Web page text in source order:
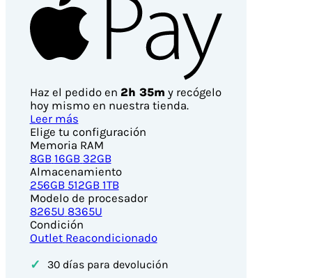
Haz el pedido en 2h 34m y recógelo
hoy mismo en nuestra tienda.
Leer más
Elige tu configuración
Memoria RAM
8GB 16GB 32GB
Almacenamiento
256GB 512GB 1TB
Modelo de procesador
8265U 8365U
Condición
Outlet Reacondicionado
✓ 30 días para devolución